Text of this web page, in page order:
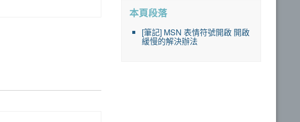
本頁段落
[筆記] MSN 表情符號開啟 開啟
緩慢的解決辦法